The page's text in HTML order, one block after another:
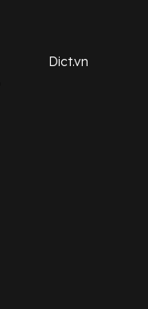
Dict.vn